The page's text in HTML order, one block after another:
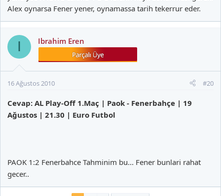
Alex oynarsa Fener yener, oynamassa tarih tekerrur eder.
I Ibrahim Eren
16 Ağustos 2010 #20
Cevap: AL Play-Off 1.Maç | Paok - Fenerbahçe | 19
Ağustos | 21.30 | Euro Futbol
PAOK 1:2 Fenerbahce Tahminim bu... Fener bunlari rahat
gecer..